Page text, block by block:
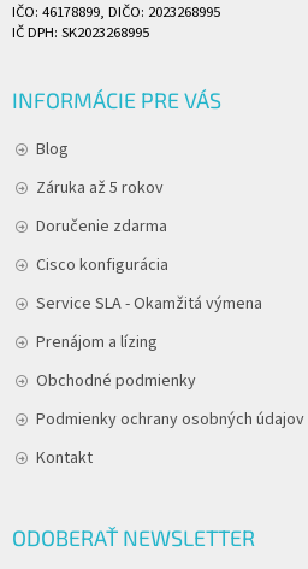
IČO: 46178899, DIČO: 2023268995
IČ DPH: SK2023268995
INFORMÁCIE PRE VÁS
Blog
Záruka až 5 rokov
Doručenie zdarma
Cisco konfigurácia
Service SLA - Okamžitá výmena
Prenájom a lízing
Obchodné podmienky
Podmienky ochrany osobných údajov
Kontakt
ODOBERAŤ NEWSLETTER